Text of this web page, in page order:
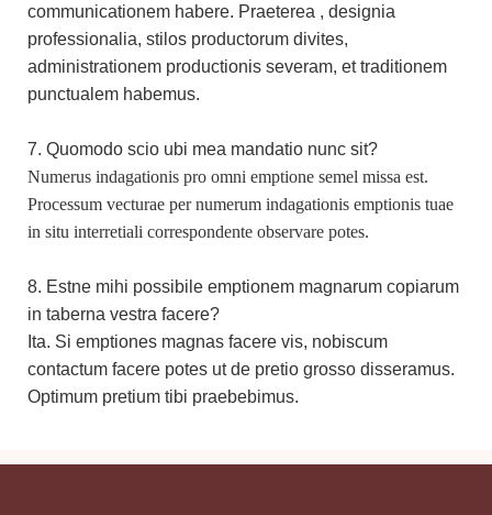
communicationem habere. Praeterea , designia
professionalia, stilos productorum divites,
administrationem productionis severam, et traditionem
punctualem habemus.
7. Quomodo scio ubi mea mandatio nunc sit?
Numerus indagationis pro omni emptione semel missa est.
Processum vecturae per numerum indagationis emptionis tuae
in situ interretiali correspondente observare potes.
8. Estne mihi possibile emptionem magnarum copiarum
in taberna vestra facere?
Ita. Si emptiones magnas facere vis, nobiscum
contactum facere potes ut de pretio grosso disseramus.
Optimum pretium tibi praebebimus.